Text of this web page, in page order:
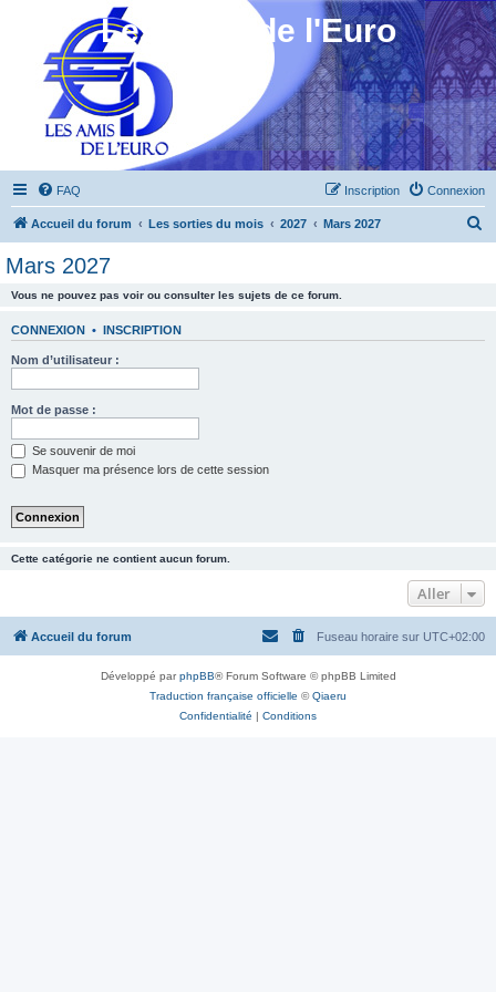
Les Amis de l'Euro
FAQ Connexion
Inscription
Accueil du forum Les sorties du mois 2027 Mars 2027
Mars 2027
Vous ne pouvez pas voir ou consulter les sujets de ce forum.
CONNEXION • INSCRIPTION
Nom d’utilisateur :
Mot de passe :
Se souvenir de moi
Masquer ma présence lors de cette session
Cette catégorie ne contient aucun forum.
Aller
Accueil du forum Fuseau horaire sur UTC+02:00
Développé parphpBB® Forum Software © phpBB Limited
Traduction française officielle ©Qiaeru
Confidentialité | Conditions